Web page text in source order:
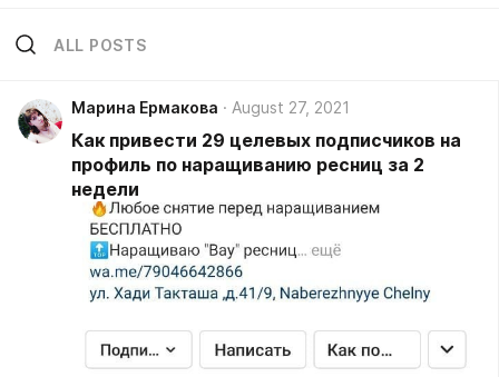
ALL POSTS
Марина Ермакова August 27, 2021
Как привести 29 целевых подписчиков на
профиль по наращиванию ресниц за 2
недели